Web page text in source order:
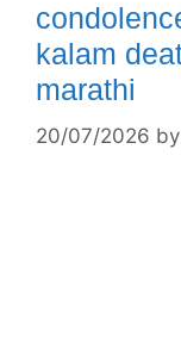
kalam
marathi
20/07/2026 by